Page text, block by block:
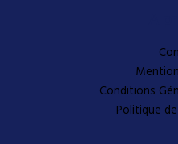
Conditions
Politique